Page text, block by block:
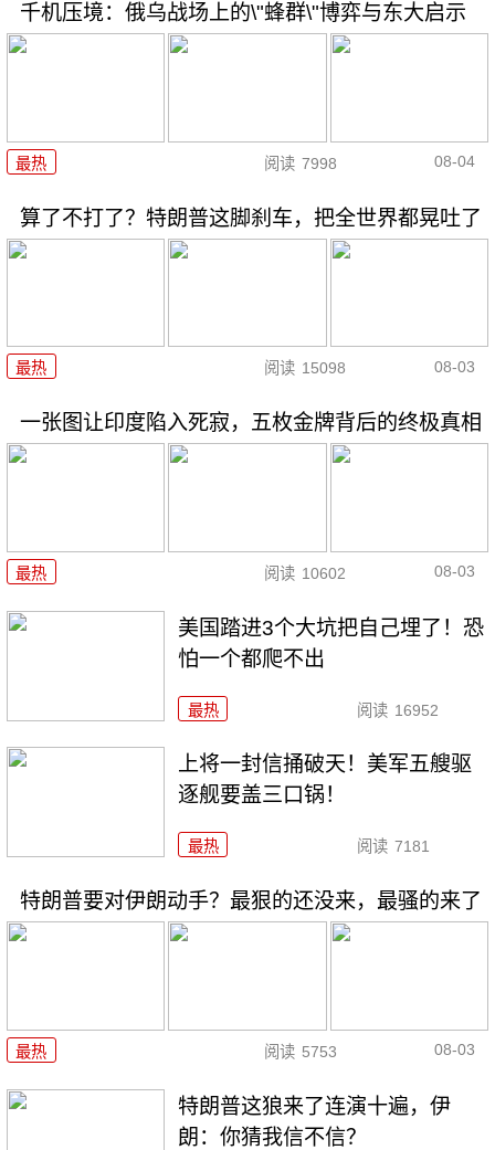
千机压境：俄乌战场上的\"蜂群\"博弈与东大启示
最热 阅读 7998 08-04
算了不打了？特朗普这脚刹车，把全世界都晃吐了
最热 阅读 15098 08-03
一张图让印度陷入死寂，五枚金牌背后的终极真相
最热 阅读 10602 08-03
美国踏进3个大坑把自己埋了！恐
怕一个都爬不出
最热 阅读 16952
上将一封信捅破天！美军五艘驱
逐舰要盖三口锅！
最热 阅读 7181
特朗普要对伊朗动手？最狠的还没来，最骚的来了
最热 阅读 5753 08-03
特朗普这狼来了连演十遍，伊
朗：你猜我信不信？